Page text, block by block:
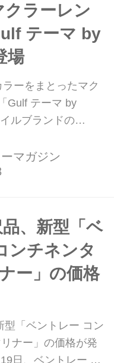
クラーレン
テーマ by
場
ラーをまとったマク
Gulf テーマ by
ルブランドの
することを記念し
まとった「マクラー
マガジン
、新型「ベ
ンチネンタ
ー」の価格
型「ベントレー コン
ナー」の価格が発
日、ベントレー モ